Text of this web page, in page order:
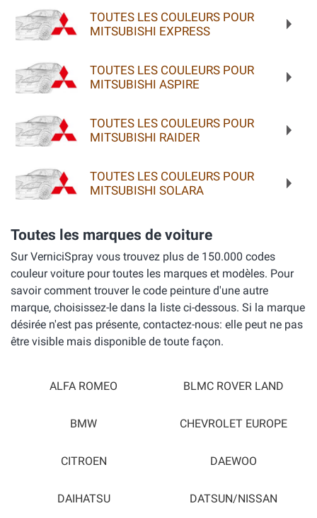
TOUTES LES COULEURS POUR
MITSUBISHI EXPRESS
TOUTES LES COULEURS POUR
MITSUBISHI ASPIRE
TOUTES LES COULEURS POUR
MITSUBISHI RAIDER
TOUTES LES COULEURS POUR
MITSUBISHI SOLARA
Toutes les marques de voiture
Sur VerniciSpray vous trouvez plus de 150.000 codes
couleur voiture pour toutes les marques et modèles. Pour
savoir comment trouver le code peinture d'une autre
marque, choisissez-le dans la liste ci-dessous. Si la marque
désirée n'est pas présente, contactez-nous: elle peut ne pas
être visible mais disponible de toute façon.
ALFA ROMEO BLMC ROVER LAND
BMW CHEVROLET EUROPE
CITROEN DAEWOO
DAIHATSU DATSUN/NISSAN